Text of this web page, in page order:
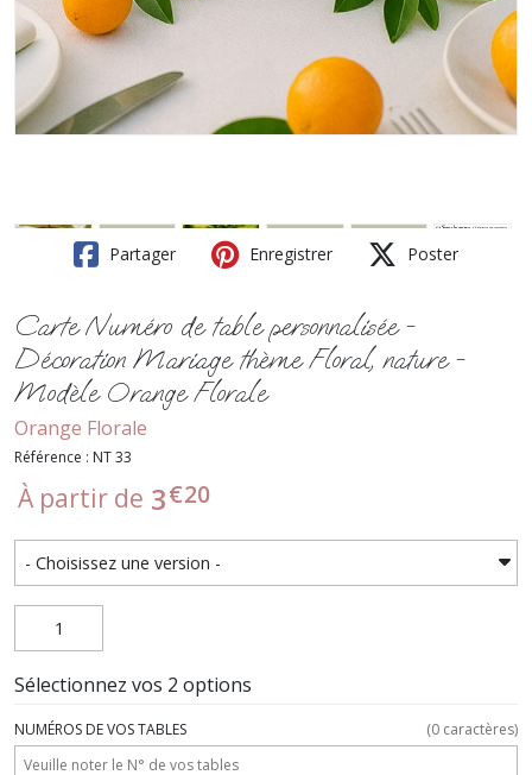
Partager Enregistrer Poster
Carte Numéro de table personnalisée -
Décoration Mariage thème Floral, nature -
Modèle Orange Florale
Orange Florale
Référence : NT 33
À partir de 3€20
Sélectionnez vos 2 options
NUMÉROS DE VOS TABLES (0 caractères)